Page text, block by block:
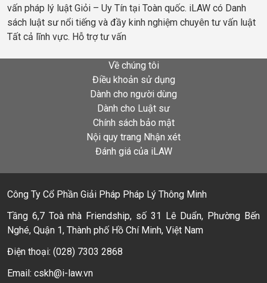
vấn pháp lý luật Giỏi – Uy Tín tại Toàn quốc. iLAW có Danh
sách luật sư nổi tiếng và đầy kinh nghiệm chuyên tư vấn luật
Tất cả lĩnh vực. Hỗ trợ tư vấn
Về chúng tôi
Điều khoản sử dụng
Dành cho người dùng
Dành cho Luật sư
Chính sách bảo mật
Nội quy trang Nhận xét
Đánh giá của iLAW
Công Ty Cổ Phần Giải Pháp Pháp Lý Thông Minh
Tầng 6,7 Toà nhà Friendship, số 31 Lê Duẩn, Phường Bến
Nghé, Quận 1, Thành phố Hồ Chí Minh, Việt Nam
Điện thoại: (028) 7303 2868
Email: cskh@i-law.vn